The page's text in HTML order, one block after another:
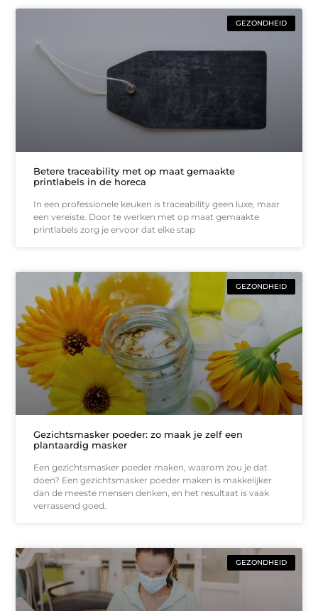
GEZONDHEID
Betere traceability met op maat gemaakte
printlabels in de horeca
In een professionele keuken is traceability geen luxe, maar
een vereiste. Door te werken met op maat gemaakte
printlabels zorg je ervoor dat elke stap
GEZONDHEID
Gezichtsmasker poeder: zo maak je zelf een
plantaardig masker
Een gezichtsmasker poeder maken, waarom zou je dat
doen? Een gezichtsmasker poeder maken is makkelijker
dan de meeste mensen denken, en het resultaat is vaak
verrassend goed.
GEZONDHEID